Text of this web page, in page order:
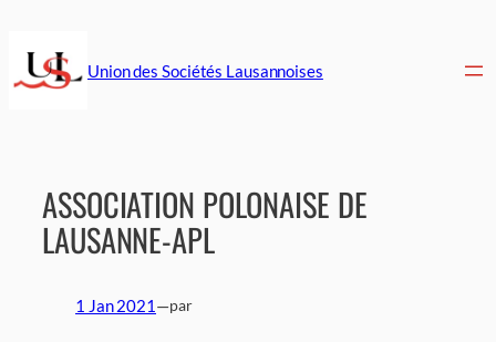
contenu
Union des Sociétés Lausannoises
ASSOCIATION POLONAISE DE
LAUSANNE-APL
1 Jan 2021 —par